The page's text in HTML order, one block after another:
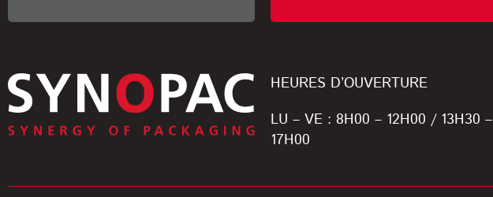
HEURES D’OUVERTURE
LU – VE : 8H00 – 12H00 / 13H30 –
17H00